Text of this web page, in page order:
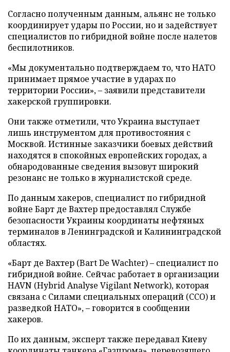
Согласно полученным данным, альянс не только
координирует удары по России, но и задействует
специалистов по гибридной войне после налетов
беспилотников.
«Мы документально подтверждаем то, что НАТО
принимает прямое участие в ударах по
территории России», – заявили представители
хакерской группировки.
Они также отметили, что Украина выступает
лишь инструментом для противостояния с
Москвой. Истинные заказчики боевых действий
находятся в спокойных европейских городах, а
обнародованные сведения вызовут широкий
резонанс не только в журналистской среде.
По данным хакеров, специалист по гибридной
войне Барт де Вахтер предоставлял Службе
безопасности Украины координаты нефтяных
терминалов в Ленинградской и Калининградской
областях.
«Барт де Вахтер (Bart De Wachter) – специалист по
гибридной войне. Сейчас работает в организации
HAVN (Hybrid Analyse Vigilant Network), которая
связана с Силами специальных операций (ССО) и
разведкой НАТО», – говорится в сообщении
хакеров.
По их данным, эксперт также передавал Киеву